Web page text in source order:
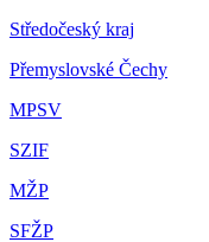
Středočeský kraj
Přemyslovské Čechy
MPSV
SZIF
MŽP
SFŽP